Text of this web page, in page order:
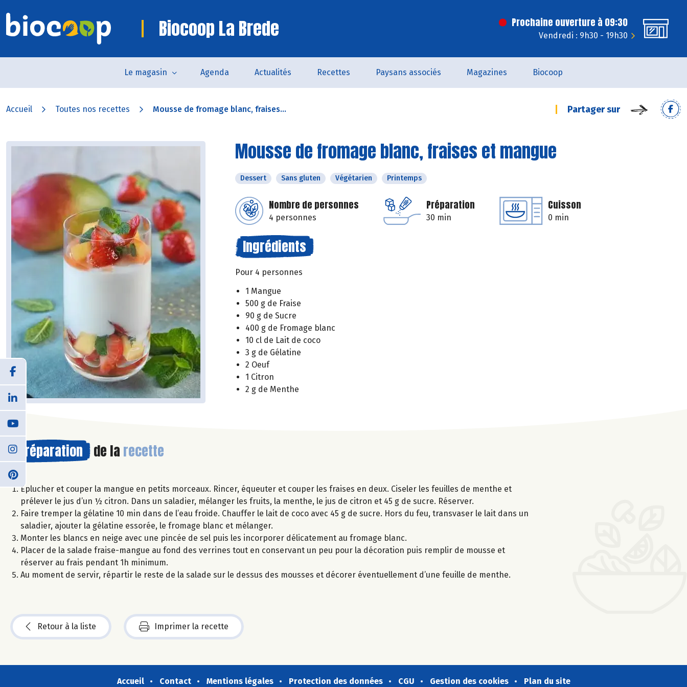
Biocoop La Brede Prochaine ouverture à 09:30
Vendredi : 9h30 - 19h30
Le magasin Agenda Actualités Recettes Paysans associés Magazines Biocoop
Accueil Toutes nos recettes Mousse de fromage blanc, fraises... Partager sur
Mousse de fromage blanc, fraises et mangue
Dessert Sans gluten Végétarien Printemps
Nombre de personnes
4 personnes
Préparation
30 min
Cuisson
0 min
Ingrédients
Pour 4 personnes
1 Mangue
500 g de Fraise
90 g de Sucre
400 g de Fromage blanc
10 cl de Lait de coco
3 g de Gélatine
2 Oeuf
1 Citron
2 g de Menthe
Préparation de la recette
Eplucher et couper la mangue en petits morceaux. Rincer, équeuter et couper les fraises en deux. Ciseler les feuilles de menthe et
prélever le jus d’un ½ citron. Dans un saladier, mélanger les fruits, la menthe, le jus de citron et 45 g de sucre. Réserver.
Faire tremper la gélatine 10 min dans de l’eau froide. Chauffer le lait de coco avec 45 g de sucre. Hors du feu, transvaser le lait dans un
saladier, ajouter la gélatine essorée, le fromage blanc et mélanger.
Monter les blancs en neige avec une pincée de sel puis les incorporer délicatement au fromage blanc.
Placer de la salade fraise-mangue au fond des verrines tout en conservant un peu pour la décoration puis remplir de mousse et
réserver au frais pendant 1h minimum.
Au moment de servir, répartir le reste de la salade sur le dessus des mousses et décorer éventuellement d’une feuille de menthe.
Retour à la liste Imprimer la recette
Accueil Contact Mentions légales Protection des données CGU Gestion des cookies Plan du site